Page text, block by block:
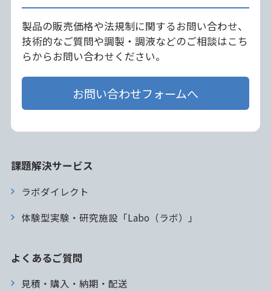
製品の販売価格や法規制に関するお問い合わせ、
技術的なご質問や調製・調液などのご相談はこち
らからお問い合わせください。
お問い合わせフォームへ
課題解決サービス
ラボダイレクト
体験型実験・研究施設「Labo（ラボ）」
よくあるご質問
見積・購入・納期・配送